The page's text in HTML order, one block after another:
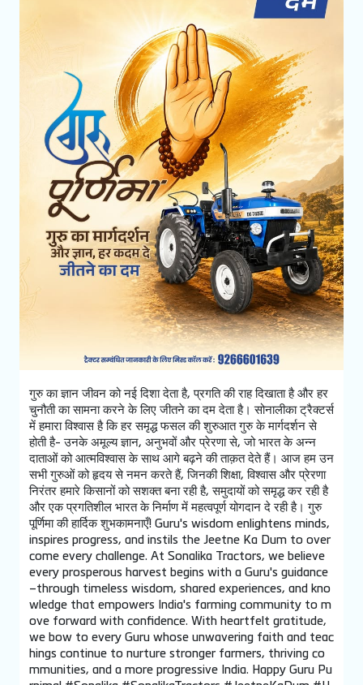
गुरु का ज्ञान जीवन को नई दिशा देता है, प्रगति की राह दिखाता है और हर
चुनौती का सामना करने के लिए जीतने का दम देता है। सोनालीका ट्रैक्टर्स
में हमारा विश्वास है कि हर समृद्ध फसल की शुरुआत गुरु के मार्गदर्शन से
होती है- उनके अमूल्य ज्ञान, अनुभवों और प्रेरणा से, जो भारत के अन्न
दाताओं को आत्मविश्वास के साथ आगे बढ़ने की ताक़त देते हैं। आज हम उन
सभी गुरुओं को हृदय से नमन करते हैं, जिनकी शिक्षा, विश्वास और प्रेरणा
निरंतर हमारे किसानों को सशक्त बना रही है, समुदायों को समृद्ध कर रही है
और एक प्रगतिशील भारत के निर्माण में महत्वपूर्ण योगदान दे रही है। गुरु
पूर्णिमा की हार्दिक शुभकामनाएँ! Guru's wisdom enlightens minds,
inspires progress, and instils the Jeetne Ka Dum to over
come every challenge. At Sonalika Tractors, we believe
every prosperous harvest begins with a Guru's guidance
–through timeless wisdom, shared experiences, and kno
wledge that empowers India's farming community to m
ove forward with confidence. With heartfelt gratitude,
we bow to every Guru whose unwavering faith and teac
hings continue to nurture stronger farmers, thriving co
mmunities, and a more progressive India. Happy Guru Pu